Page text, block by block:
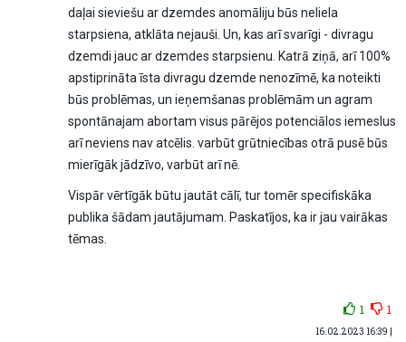
daļai sieviešu ar dzemdes anomāliju būs neliela
starpsiena, atklāta nejauši. Un, kas arī svarīgi - divragu
dzemdi jauc ar dzemdes starpsienu. Katrā ziņā, arī 100%
apstiprināta īsta divragu dzemde nenozīmē, ka noteikti
būs problēmas, un ieņemšanas problēmām un agram
spontānajam abortam visus pārējos potenciālos iemeslus
arī neviens nav atcēlis. varbūt grūtniecības otrā pusē būs
mierīgāk jādzīvo, varbūt arī nē.
Vispār vērtīgāk būtu jautāt cālī, tur tomēr specifiskāka
publika šādam jautājumam. Paskatījos, ka ir jau vairākas
tēmas.
1 1
16.02.2023 16:39 |